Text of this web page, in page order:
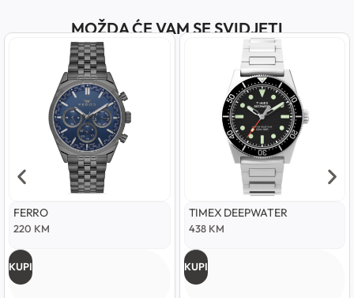
MOŽDA ĆE VAM SE SVIDJETI
FERRO
220 KM
KUPI
TIMEX DEEPWATER
438 KM
KUPI